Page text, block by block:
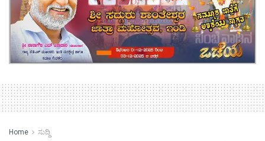
Home ಸುದ್ದಿ